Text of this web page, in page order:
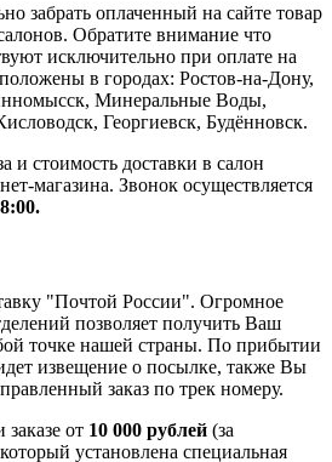
забрать оплаченный на сайте товар
Обратите внимание что
исключительно при оплате на
в городах: Ростов-на-Дону,
Минеральные Воды,
Георгиевск, Будённовск.
и стоимость доставки в салон
магазина. Звонок осуществляется
"Почтой России". Огромное
позволяет получить Ваш
точке нашей страны. По прибытии
извещение о посылке, также Вы
заказ по трек номеру.
заказе от 10 000 рублей (за
установлена специальная